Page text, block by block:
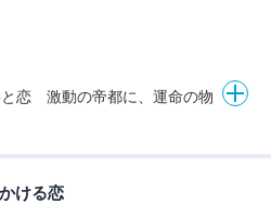
恋 激動の帝都に、運命の物
ける恋